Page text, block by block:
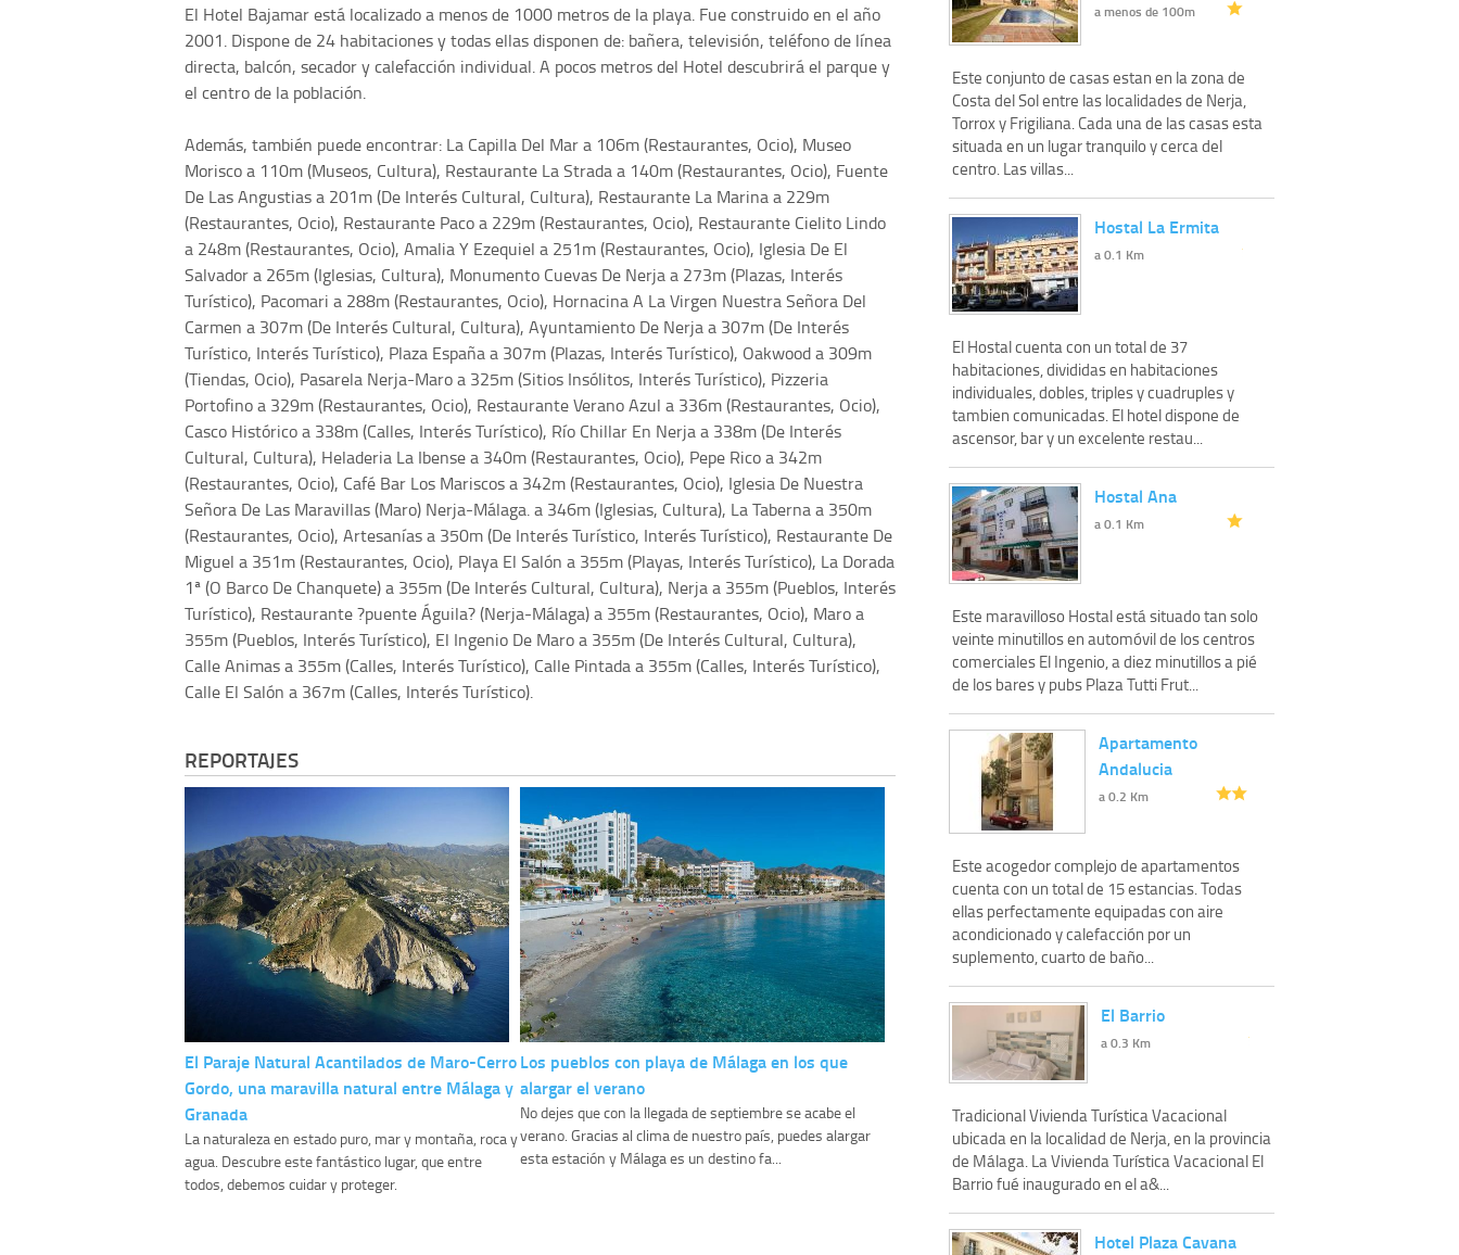
El Hotel Bajamar está localizado a menos de 1000 metros de la playa. Fue construido en el año
2001. Dispone de 24 habitaciones y todas ellas disponen de: bañera, televisión, teléfono de línea
directa, balcón, secador y calefacción individual. A pocos metros del Hotel descubrirá el parque y
el centro de la población.
Además, también puede encontrar: La Capilla Del Mar a 106m (Restaurantes, Ocio), Museo
Morisco a 110m (Museos, Cultura), Restaurante La Strada a 140m (Restaurantes, Ocio), Fuente
De Las Angustias a 201m (De Interés Cultural, Cultura), Restaurante La Marina a 229m
(Restaurantes, Ocio), Restaurante Paco a 229m (Restaurantes, Ocio), Restaurante Cielito Lindo
a 248m (Restaurantes, Ocio), Amalia Y Ezequiel a 251m (Restaurantes, Ocio), Iglesia De El
Salvador a 265m (Iglesias, Cultura), Monumento Cuevas De Nerja a 273m (Plazas, Interés
Turístico), Pacomari a 288m (Restaurantes, Ocio), Hornacina A La Virgen Nuestra Señora Del
Carmen a 307m (De Interés Cultural, Cultura), Ayuntamiento De Nerja a 307m (De Interés
Turístico, Interés Turístico), Plaza España a 307m (Plazas, Interés Turístico), Oakwood a 309m
(Tiendas, Ocio), Pasarela Nerja-Maro a 325m (Sitios Insólitos, Interés Turístico), Pizzeria
Portofino a 329m (Restaurantes, Ocio), Restaurante Verano Azul a 336m (Restaurantes, Ocio),
Casco Histórico a 338m (Calles, Interés Turístico), Río Chillar En Nerja a 338m (De Interés
Cultural, Cultura), Heladeria La Ibense a 340m (Restaurantes, Ocio), Pepe Rico a 342m
(Restaurantes, Ocio), Café Bar Los Mariscos a 342m (Restaurantes, Ocio), Iglesia De Nuestra
Señora De Las Maravillas (Maro) Nerja-Málaga. a 346m (Iglesias, Cultura), La Taberna a 350m
(Restaurantes, Ocio), Artesanías a 350m (De Interés Turístico, Interés Turístico), Restaurante De
Miguel a 351m (Restaurantes, Ocio), Playa El Salón a 355m (Playas, Interés Turístico), La Dorada
1ª (O Barco De Chanquete) a 355m (De Interés Cultural, Cultura), Nerja a 355m (Pueblos, Interés
Turístico), Restaurante ?puente Águila? (Nerja-Málaga) a 355m (Restaurantes, Ocio), Maro a
355m (Pueblos, Interés Turístico), El Ingenio De Maro a 355m (De Interés Cultural, Cultura),
Calle Animas a 355m (Calles, Interés Turístico), Calle Pintada a 355m (Calles, Interés Turístico),
Calle El Salón a 367m (Calles, Interés Turístico).
REPORTAJES
El Paraje Natural Acantilados de Maro-Cerro
Gordo, una maravilla natural entre Málaga y
Granada
La naturaleza en estado puro, mar y montaña, roca y
agua. Descubre este fantástico lugar, que entre
todos, debemos cuidar y proteger.
Los pueblos con playa de Málaga en los que
alargar el verano
No dejes que con la llegada de septiembre se acabe el
verano. Gracias al clima de nuestro país, puedes alargar
esta estación y Málaga es un destino fa...
a menos de 100m
Este conjunto de casas estan en la zona de
Costa del Sol entre las localidades de Nerja,
Torrox y Frigiliana. Cada una de las casas esta
situada en un lugar tranquilo y cerca del
centro. Las villas...
Hostal La Ermita
a 0.1 Km
El Hostal cuenta con un total de 37
habitaciones, divididas en habitaciones
individuales, dobles, triples y cuadruples y
tambien comunicadas. El hotel dispone de
ascensor, bar y un excelente restau...
Hostal Ana
a 0.1 Km
Este maravilloso Hostal está situado tan solo
veinte minutillos en automóvil de los centros
comerciales El Ingenio, a diez minutillos a pié
de los bares y pubs Plaza Tutti Frut...
Apartamento
Andalucia
a 0.2 Km
Este acogedor complejo de apartamentos
cuenta con un total de 15 estancias. Todas
ellas perfectamente equipadas con aire
acondicionado y calefacción por un
suplemento, cuarto de baño...
El Barrio
a 0.3 Km
Tradicional Vivienda Turística Vacacional
ubicada en la localidad de Nerja, en la provincia
de Málaga. La Vivienda Turística Vacacional El
Barrio fué inaugurado en el a&...
Hotel Plaza Cavana